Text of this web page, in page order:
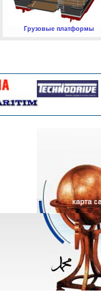
Грузовые платформы